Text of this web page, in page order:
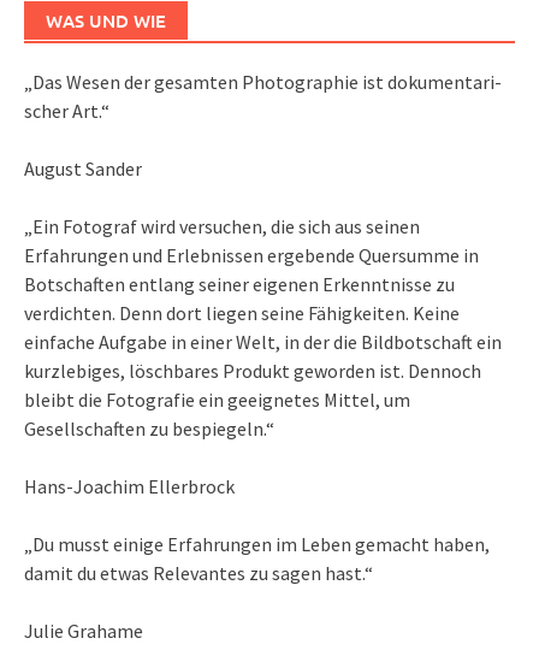
WAS UND WIE
„Das We­sen der ge­sam­ten Pho­to­gra­phie ist do­ku­men­ta­ri­
scher Art.“
August Sander
„Ein Fotograf wird versuchen, die sich aus seinen
Erfahrungen und Erlebnissen ergebende Quersumme in
Botschaften entlang seiner eigenen Erkenntnisse zu
verdichten. Denn dort liegen seine Fähigkeiten. Keine
einfache Aufgabe in einer Welt, in der die Bildbotschaft ein
kurzlebiges, löschbares Produkt geworden ist. Dennoch
bleibt die Fotografie ein geeignetes Mittel, um
Gesellschaften zu bespiegeln.“
Hans-Joachim Ellerbrock
„Du musst einige Erfahrungen im Leben gemacht haben,
damit du etwas Relevantes zu sagen hast.“
Julie Grahame